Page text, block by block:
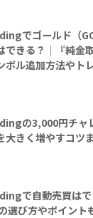
でゴールド（
できる？｜『純金
ボル追加方法やト
の3,000円チャ
大きく増やすコツ
で自動売買は
選び方やポイント